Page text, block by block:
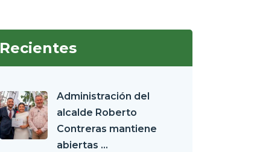
Recientes
Administración del
alcalde Roberto
Contreras mantiene
abiertas ...